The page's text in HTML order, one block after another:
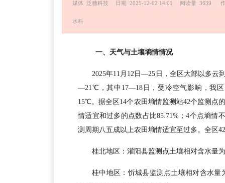
媒体 泛糖科技 日期 2025-12-02 14:01 阅读量 3639
水科
一、天气与土壤墒情情况
2025年11月12日—25日，全区大部以多
—21℃，其中17—18日，受冷空气影响，我
15℃。据全区14个农田墒情监测站42个监测点
情适宜和过多的点数占比85.71%；4个点墒情
测周期八五成以上农田墒情适宜至过多。全区
桂北地区：灌阳县监测点土壤相对含水量
桂中地区：忻城县监测点土壤相对含水量